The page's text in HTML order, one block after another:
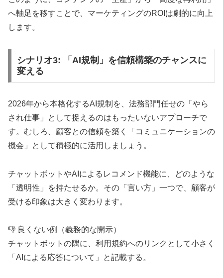
へ軸足を移すことで、マーケティングのROIは劇的に向上
します。
シナリオ3: 「AI規制」を信頼構築のチャンスに
変える
2026年から本格化するAI規制を、法務部門任せの「やら
され仕事」として捉えるのはもったいないアプローチで
す。むしろ、顧客との信頼を築く「コミュニケーションの
機会」として積極的に活用しましょう。
チャットボットやAIによるレコメンド機能に、どのような
「透明性」を持たせるか。その「言い方」一つで、顧客が
受ける印象は大きく変わります。
👎 良くない例（義務的な開示）
チャットボットの隅に、利用規約へのリンクとして小さく
「AIによる応答について」と記載する。